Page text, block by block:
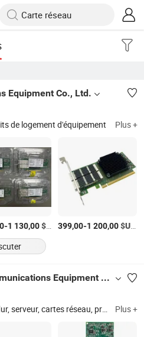
Equipment Co., Ltd.
de logement d'équipement Plus +
-1 130,00$US /Pièce
399,00-1 200,00$US
Shenzhen Telefly Telecommunications Equipment Co., Limited
réseau, processeur graphique, cartes graphiques, carte mémoire Plus +